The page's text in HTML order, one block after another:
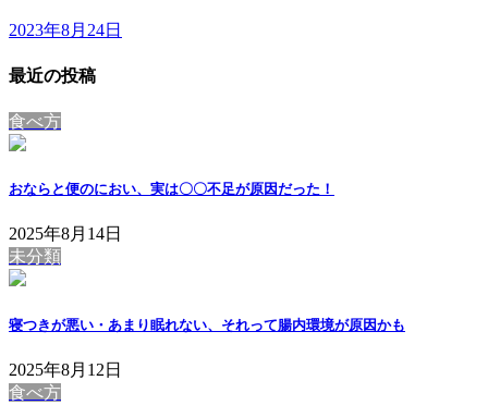
2023年8月24日
最近の投稿
食べ方
おならと便のにおい、実は〇〇不足が原因だった！
2025年8月14日
未分類
寝つきが悪い・あまり眠れない、それって腸内環境が原因かも
2025年8月12日
食べ方